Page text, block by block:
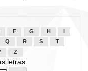
F G H
Q R S
T
Z
letras: